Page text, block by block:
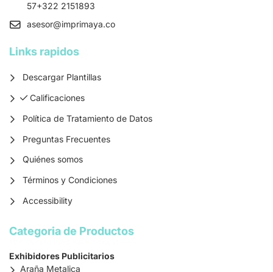
57+322 2151893
asesor@imprimaya.co
Links rapidos
Descargar Plantillas
Calificaciones
Calificaciones
Política de Tratamiento de Datos
Preguntas Frecuentes
Quiénes somos
Términos y Condiciones
Accessibility
Categoria de Productos
Exhibidores Publicitarios
Araña Metalica